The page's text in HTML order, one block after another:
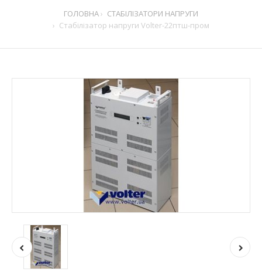
ГОЛОВНА
СТАБІЛІЗАТОРИ НАПРУГИ
Стабілізатор напруги Volter-22птш-пром